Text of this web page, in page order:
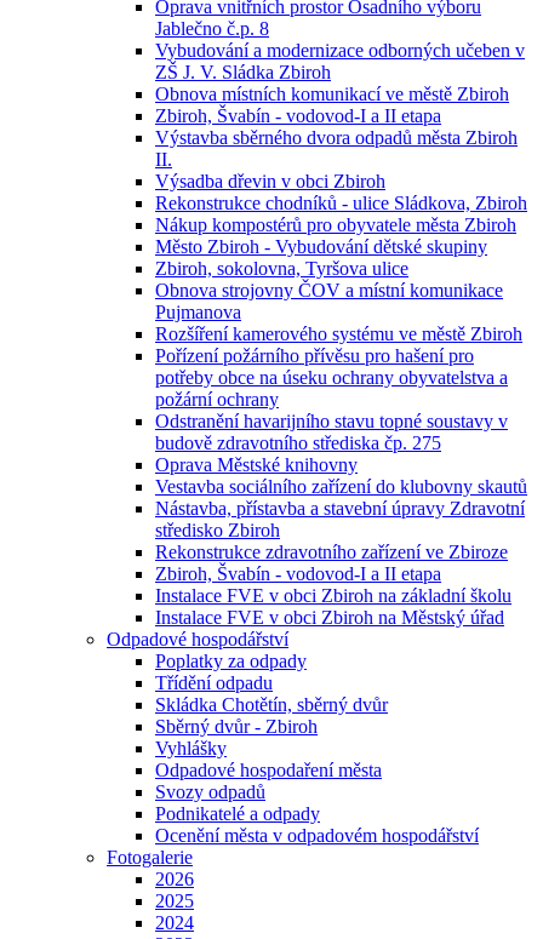
Oprava vnitřních prostor Osadního výboru
Jablečno č.p. 8
Vybudování a modernizace odborných učeben v
ZŠ J. V. Sládka Zbiroh
Obnova místních komunikací ve městě Zbiroh
Zbiroh, Švabín - vodovod-I a II etapa
Výstavba sběrného dvora odpadů města Zbiroh
II.
Výsadba dřevin v obci Zbiroh
Rekonstrukce chodníků - ulice Sládkova, Zbiroh
Nákup kompostérů pro obyvatele města Zbiroh
Město Zbiroh - Vybudování dětské skupiny
Zbiroh, sokolovna, Tyršova ulice
Obnova strojovny ČOV a místní komunikace
Pujmanova
Rozšíření kamerového systému ve městě Zbiroh
Pořízení požárního přívěsu pro hašení pro
potřeby obce na úseku ochrany obyvatelstva a
požární ochrany
Odstranění havarijního stavu topné soustavy v
budově zdravotního střediska čp. 275
Oprava Městské knihovny
Vestavba sociálního zařízení do klubovny skautů
Nástavba, přístavba a stavební úpravy Zdravotní
středisko Zbiroh
Rekonstrukce zdravotního zařízení ve Zbiroze
Zbiroh, Švabín - vodovod-I a II etapa
Instalace FVE v obci Zbiroh na základní školu
Instalace FVE v obci Zbiroh na Městský úřad
Odpadové hospodářství
Poplatky za odpady
Třídění odpadu
Skládka Chotětín, sběrný dvůr
Sběrný dvůr - Zbiroh
Vyhlášky
Odpadové hospodaření města
Svozy odpadů
Podnikatelé a odpady
Ocenění města v odpadovém hospodářství
Fotogalerie
2026
2025
2024